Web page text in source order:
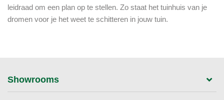
leidraad om een plan op te stellen. Zo staat het tuinhuis van je
dromen voor je het weet te schitteren in jouw tuin.
Showrooms